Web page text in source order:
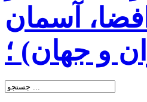
آسمان
و جهان) ؛